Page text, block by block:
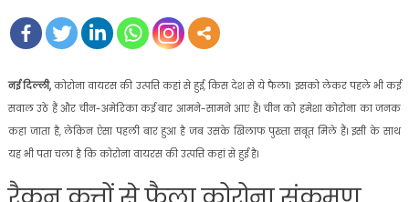
नई दिल्ली,कोरोना वायरस की उत्पत्ति कहां से हुई, किस देश से ये फैला। इसको लेकर पहले भी कई
सवाल उठे हैं और चीन-अमेरिका कई बार आमने-सामने आए हैं। चीन को हमेशा कोरोना का जनक
कहा जाता है, लेकिन ऐसा पहली बार हुआ है जब उसके खिलाफ पुख्ता सबूत मिले हैं। इसी के साथ
यह भी पता चला है कि कोरोना वायरस की उत्पत्ति कहां से हुई है।